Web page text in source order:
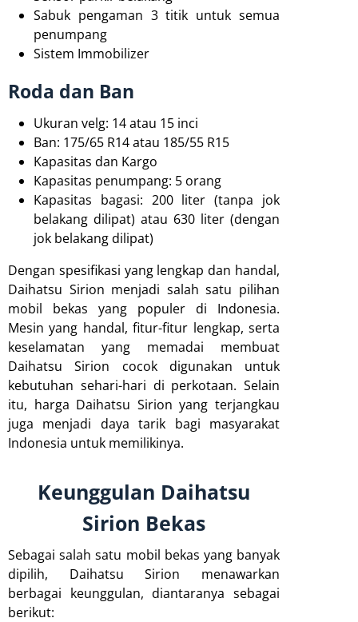
Sabuk pengaman 3 titik untuk semua
penumpang
Sistem Immobilizer
Roda dan Ban
Ukuran velg: 14 atau 15 inci
Ban: 175/65 R14 atau 185/55 R15
Kapasitas dan Kargo
Kapasitas penumpang: 5 orang
Kapasitas bagasi: 200 liter (tanpa jok
belakang dilipat) atau 630 liter (dengan
jok belakang dilipat)
Dengan spesifikasi yang lengkap dan handal,
Daihatsu Sirion menjadi salah satu pilihan
mobil bekas yang populer di Indonesia.
Mesin yang handal, fitur-fitur lengkap, serta
keselamatan yang memadai membuat
Daihatsu Sirion cocok digunakan untuk
kebutuhan sehari-hari di perkotaan. Selain
itu, harga Daihatsu Sirion yang terjangkau
juga menjadi daya tarik bagi masyarakat
Indonesia untuk memilikinya.
Keunggulan Daihatsu
Sirion Bekas
Sebagai salah satu mobil bekas yang banyak
dipilih, Daihatsu Sirion menawarkan
berbagai keunggulan, diantaranya sebagai
berikut: